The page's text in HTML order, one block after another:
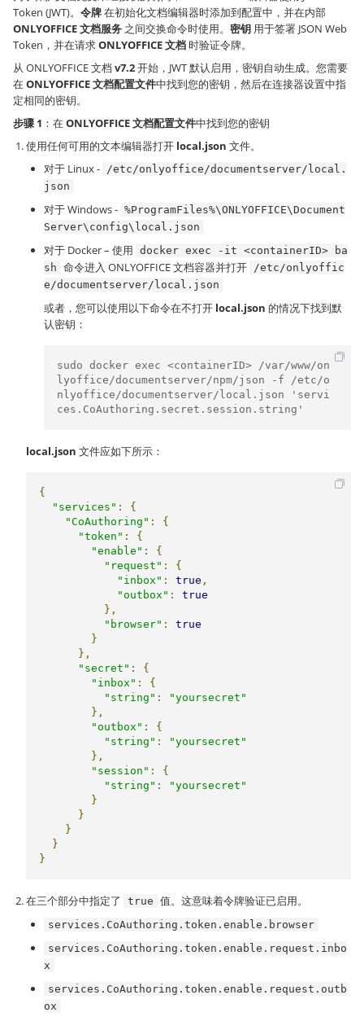
Token (JWT)。 令牌在初始化文档编辑器时添加到配置中，并在内部
ONLYOFFICE 文档服务 之间交换命令时使用。 密钥 用于签署 JSON Web
Token，并在请求ONLYOFFICE 文档时验证令牌。
从 ONLYOFFICE 文档 v7.2开始，JWT 默认启用，密钥自动生成。您需要
在ONLYOFFICE 文档配置文件中找到您的密钥，然后在连接器设置中指
定相同的密钥。
步骤 1 ：在ONLYOFFICE 文档配置文件中找到您的密钥
使用任何可用的文本编辑器打开 local.json 文件。
对于 Linux -
/etc/onlyoffice/documentserver/local.
json
对于 Windows - %ProgramFiles%\ONLYOFFICE\Document
Server\config\local.json
对于 Docker – 使用 docker exec -it <containerID> ba
sh 命令进入 ONLYOFFICE 文档容器并打开
/etc/onlyoffic
e/documentserver/local.json
或者，您可以使用以下命令在不打开 local.json 的情况下找到默
认密钥：
sudo docker exec <containerID> /var/www/on
lyoffice/documentserver/npm/json -f /etc/o
nlyoffice/documentserver/local.json 'servi
ces.CoAuthoring.secret.session.string'
local.json 文件应如下所示：
{
"services" :
{
"CoAuthoring" :
{
"token" :
{
"enable" :
{
"request" :
{
"inbox" : true ,
"outbox" :
true
},
"browser" :
true
}
},
"secret" :
{
"inbox" :
{
"string" :
"yoursecret"
},
"outbox" :
{
"string" :
"yoursecret"
},
"session" :
{
"string" :
"yoursecret"
}
}
}
}
}
在三个部分中指定了 true 值。这意味着令牌验证已启用。
services.CoAuthoring.token.enable.browser
services.CoAuthoring.token.enable.request.inbo
x
services.CoAuthoring.token.enable.request.outb
ox